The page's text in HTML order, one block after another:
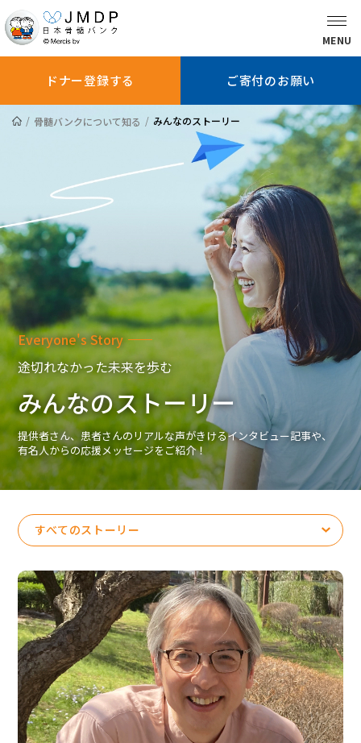
MENU
ドナー登録する ご寄付のお願い
ドナー登録を
お考えの方へ
ドナー登録
している方へ
ドナー登録する ご寄付のお願い
患者さんへ
医師の方へ
ボランティア活動
法人情報
インフォメーション
お問い合わせ Q＆A English
骨髄バンクについて知る みんなのストーリー
Everyone's Story
途切れなかった未来を歩む
みんなのストーリー
提供者さん、患者さんのリアルな声がきけるインタビュー記事や、
有名人からの応援メッセージをご紹介！
すべてのストーリー